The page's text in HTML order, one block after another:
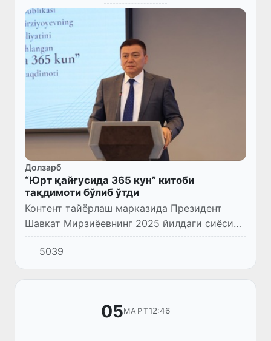
Долзарб
“Юрт қайғусида 365 кун” китоби
тақдимоти бўлиб ўтди
Контент тайёрлаш марказида Президент
Шавкат Мирзиёевнинг 2025 йилдаги сиёсий
фаолияти ва мамлакатда амалга оширилган
ислоҳотларга бағишланган “Юрт қайғусида
365 кун” китоби тақдимо...
5039
05МАРТ12:46